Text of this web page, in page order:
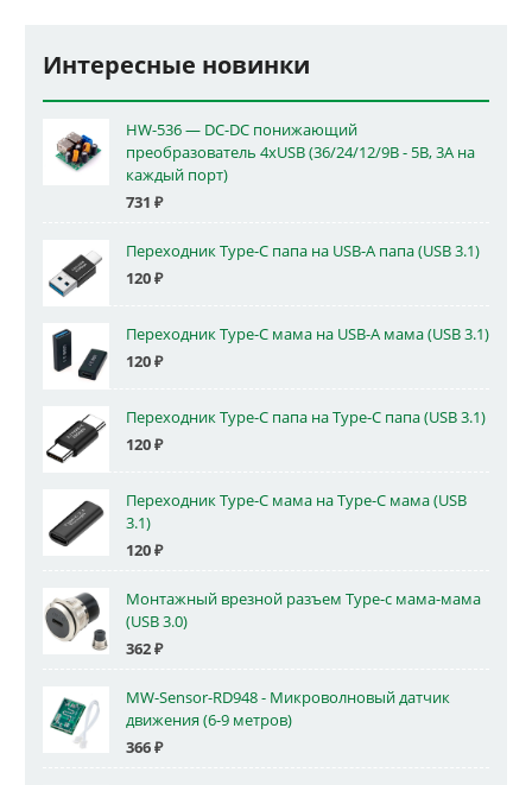
Интересные новинки
HW-536 — DC-DC понижающий
преобразователь 4xUSB (36/24/12/9В - 5В, 3А на
каждый порт)
731 ₽
Переходник Type-C папа на USB-A папа (USB 3.1)
120₽
Переходник Type-C мама на USB-A мама (USB 3.1)
120₽
Переходник Type-C папа на Type-C папа (USB 3.1)
120₽
Переходник Type-C мама на Type-C мама (USB
3.1)
120₽
Монтажный врезной разъем Type-c мама-мама
(USB 3.0)
362₽
MW-Sensor-RD948 - Микроволновый датчик
движения (6-9 метров)
366₽